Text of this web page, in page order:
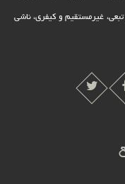
غیرمستقیم و کیفرى، ناشى